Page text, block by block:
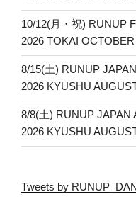
10/12(月・祝) RUNUP
2026 TOKAI
8/15(土) RUNUP
2026 KYUSHU
8/8(土) RUNUP JAPAN
2026 KYUSHU
Tweets by